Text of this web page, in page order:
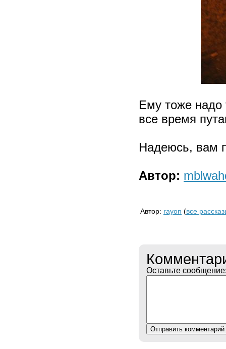
Ему тоже надо
все время
Надеюсь, вам
Автор:
Автор: rayon (все
Оставьте